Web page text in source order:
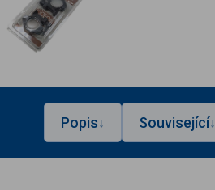
Popis↓ Související↓